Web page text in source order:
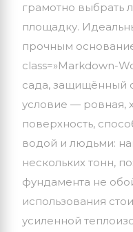
грамотно выбрать
площадку.
прочным
class=»Markdown-
сада, защищённый
условие — ровная,
поверхность,
водой и людьми:
нескольких тонн,
фундамента не
использования
усиленной